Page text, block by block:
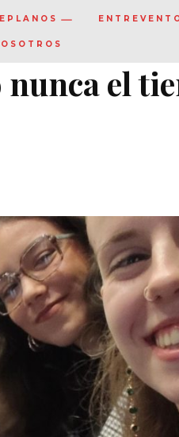
el